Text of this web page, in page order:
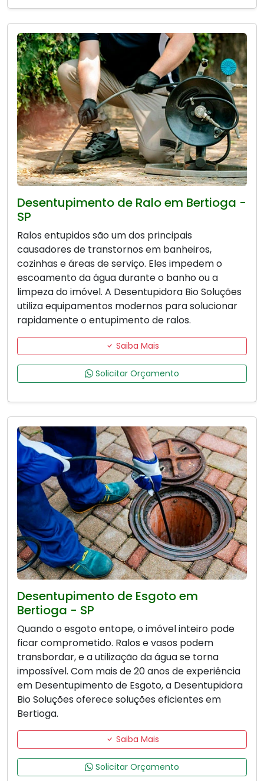
Desentupimento de Ralo em Bertioga -
SP
Ralos entupidos são um dos principais
causadores de transtornos em banheiros,
cozinhas e áreas de serviço. Eles impedem o
escoamento da água durante o banho ou a
limpeza do imóvel. A Desentupidora Bio Soluções
utiliza equipamentos modernos para solucionar
rapidamente o entupimento de ralos.
Saiba Mais
Solicitar Orçamento
Desentupimento de Esgoto em
Bertioga - SP
Quando o esgoto entope, o imóvel inteiro pode
ficar comprometido. Ralos e vasos podem
transbordar, e a utilização da água se torna
impossível. Com mais de 20 anos de experiência
em Desentupimento de Esgoto, a Desentupidora
Bio Soluções oferece soluções eficientes em
Bertioga.
Saiba Mais
Solicitar Orçamento